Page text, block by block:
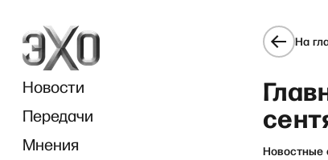
Новости
Передачи
Мнения
На
Новостные